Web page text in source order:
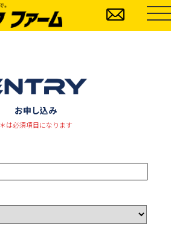
お申し込み
＊は必須項目になります